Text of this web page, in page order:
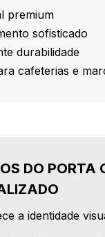
premium
sofisticado
durabilidade
cafeterias e
DO PORTA
a identidade